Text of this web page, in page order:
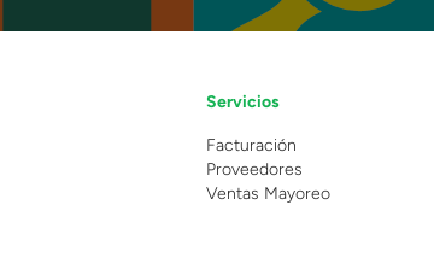
Servicios
Facturación
Proveedores
Ventas Mayoreo